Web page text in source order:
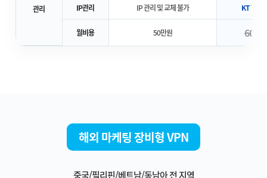
관리 IP관리 IP 관리 및 교체 불가 KT 할당
월비용 50만원 60만
해외 마케팅 장비형 VPN
중국/필리핀/베트남/동남아 전 지역